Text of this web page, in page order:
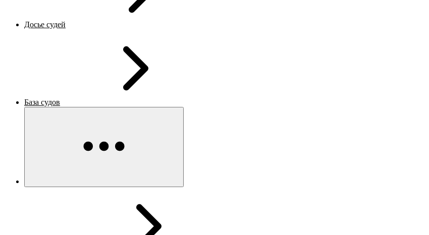
Досье судей
База судов